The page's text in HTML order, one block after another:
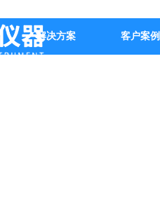
解决方案 客户案例